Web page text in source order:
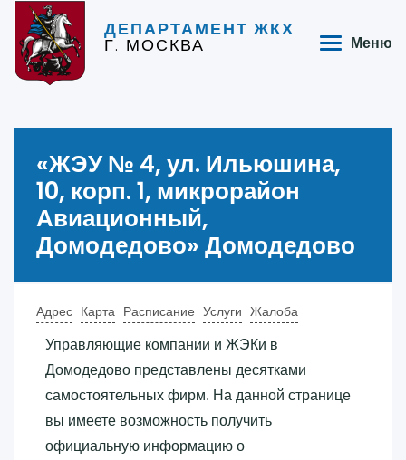
ДЕПАРТАМЕНТ ЖКХ
Г. МОСКВА Меню
«‎ЖЭУ № 4, ул. Ильюшина,
10, корп. 1, микрорайон
Авиационный,
Домодедово»‎ Домодедово
Адрес Карта Расписание Услуги Жалоба
Управляющие компании и ЖЭКи в
Домодедово представлены десятками
самостоятельных фирм. На данной странице
вы имеете возможность получить
официальную информацию о